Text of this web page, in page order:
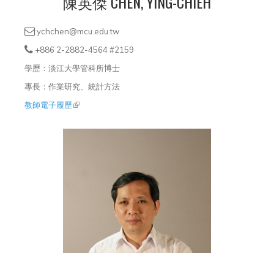
ychchen@mcu.edu.tw
+886 2-2882-4564 #2159
學歷：淡江大學管科所博士
專長：作業研究、統計方法
教師電子履歷(link is external)